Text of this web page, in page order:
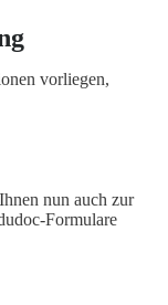
vorliegen,
nun auch zur
Formulare